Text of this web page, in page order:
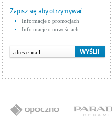
Zapisz się aby otrzymywać:
Informacje o promocjach
Informacje o nowościach